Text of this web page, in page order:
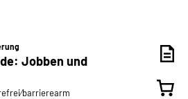
Jobben und